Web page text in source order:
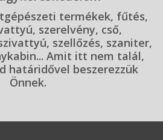
termékek, fűtés,
szerelvény, cső,
szellőzés, szaniter,
Amit itt nem talál,
határidővel beszerezzük
Önnek.